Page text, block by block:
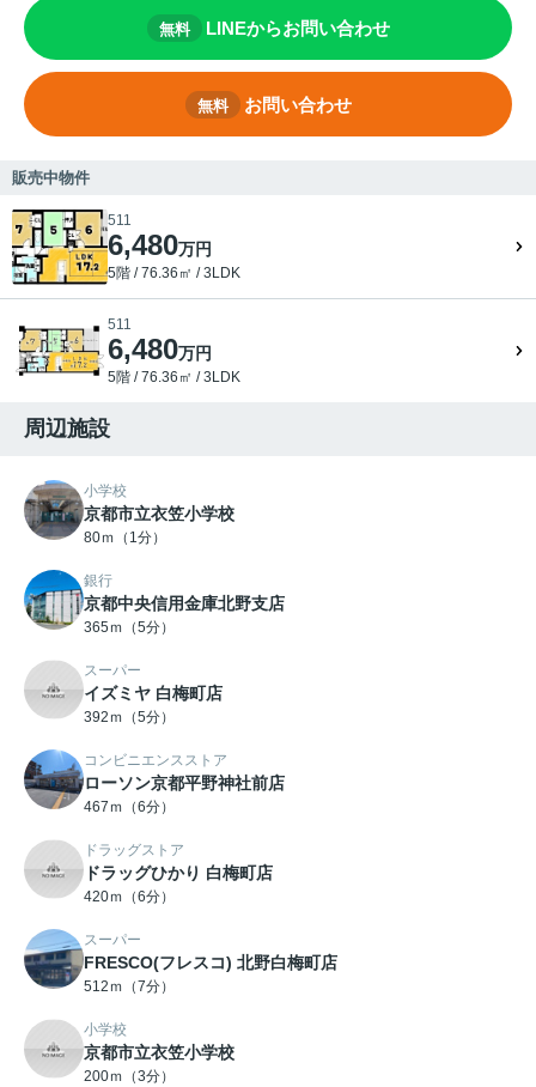
無料 LINEからお問い合わせ
無料 お問い合わせ
販売中物件
511
6,480万円
5階 / 76.36㎡ / 3LDK
511
6,480万円
5階 / 76.36㎡ / 3LDK
周辺施設
小学校
京都市立衣笠小学校
80ｍ（1分）
銀行
京都中央信用金庫北野支店
365ｍ（5分）
スーパー
イズミヤ 白梅町店
392ｍ（5分）
コンビニエンスストア
ローソン京都平野神社前店
467ｍ（6分）
ドラッグストア
ドラッグひかり 白梅町店
420ｍ（6分）
スーパー
FRESCO(フレスコ) 北野白梅町店
512ｍ（7分）
小学校
京都市立衣笠小学校
200ｍ（3分）